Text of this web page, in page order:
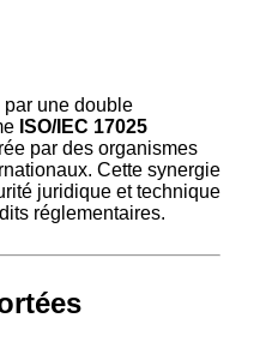
une double
ISO/IEC 17025
par des organismes
Cette synergie
juridique et technique
réglementaires.